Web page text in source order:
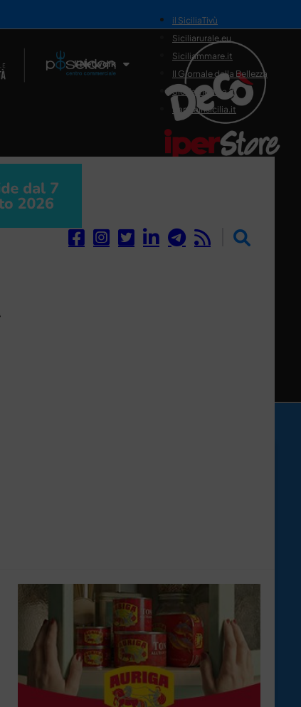
Il Network
il SiciliaTivù
Siciliarurale.eu
Siciliammare.it
Il Giornale della Bellezza
Siciliamedica.it
Sanitainsicilia.it